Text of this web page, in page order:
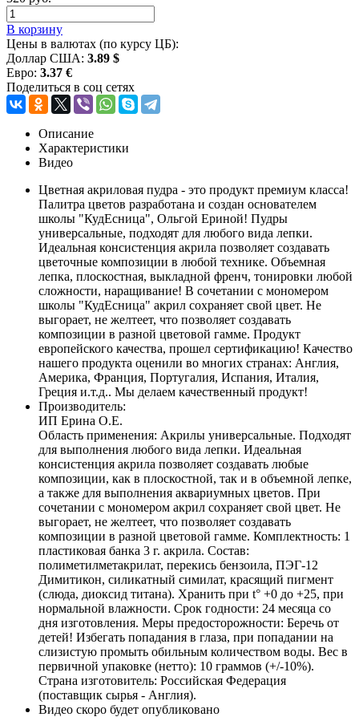
В корзину
Цены в валютах (по курсу ЦБ):
Доллар США: 3.89 $
Евро: 3.37 €
Поделиться в соц сетях
Описание
Характеристики
Видео
Цветная акриловая пудра - это продукт премиум класса!
Палитра цветов разработана и создан основателем
школы "КудЕсница", Ольгой Ериной! Пудры
универсальные, подходят для любого вида лепки.
Идеальная консистенция акрила позволяет создавать
цветочные композиции в любой технике. Объемная
лепка, плоскостная, выкладной френч, тонировки любой
сложности, наращивание! В сочетании с мономером
школы "КудЕсница" акрил сохраняет свой цвет. Не
выгорает, не желтеет, что позволяет создавать
композиции в разной цветовой гамме. Продукт
европейского качества, прошел сертификацию! Качество
нашего продукта оценили во многих странах: Англия,
Америка, Франция, Португалия, Испания, Италия,
Греция и.т.д.. Мы делаем качественный продукт!
Производитель:
ИП Ерина О.Е.
Область применения: Акрилы универсальные. Подходят
для выполнения любого вида лепки. Идеальная
консистенция акрила позволяет создавать любые
композиции, как в плоскостной, так и в объемной лепке,
а также для выполнения аквариумных цветов. При
сочетании с мономером акрил сохраняет свой цвет. Не
выгорает, не желтеет, что позволяет создавать
композиции в разной цветовой гамме. Комплектность: 1
пластиковая банка 3 г. акрила. Состав:
полиметилметакрилат, перекись бензоила, ПЭГ-12
Димитикон, силикатный симилат, красящий пигмент
(слюда, диоксид титана). Хранить при t° +0 до +25, при
нормальной влажности. Срок годности: 24 месяца со
дня изготовления. Меры предосторожности: Беречь от
детей! Избегать попадания в глаза, при попадании на
слизистую промыть обильным количеством воды. Вес в
первичной упаковке (нетто): 10 граммов (+/-10%).
Страна изготовитель: Российская Федерация
(поставщик сырья - Англия).
Видео скоро будет опубликовано